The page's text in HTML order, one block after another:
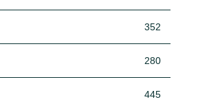
352
280
445